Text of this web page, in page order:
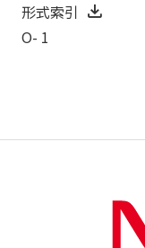
形式索引
O- 1